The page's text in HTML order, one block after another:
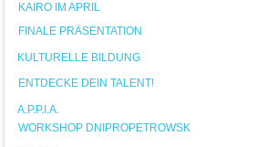
KAIRO IM APRIL
FINALE PRÄSENTATION
KULTURELLE BILDUNG
ENTDECKE DEIN TALENT!
A.P.P.I.A.
WORKSHOP DNIPROPETROWSK